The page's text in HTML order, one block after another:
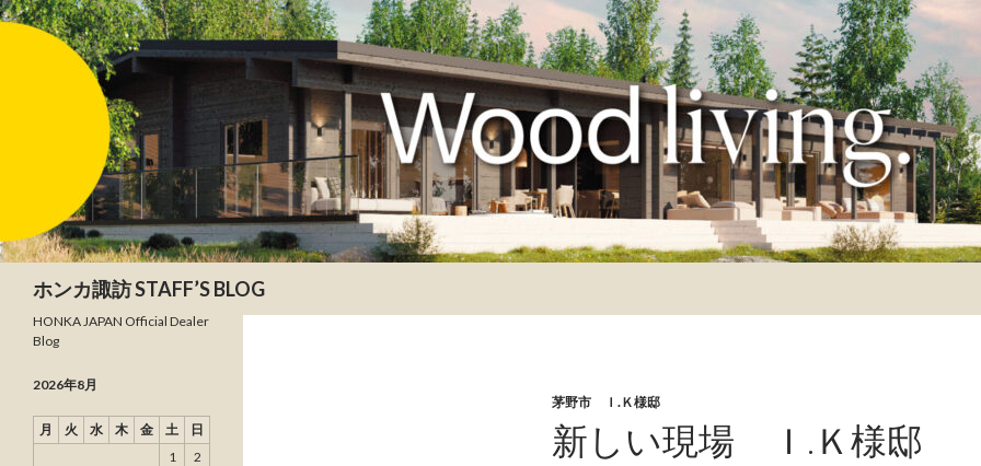
ホンカ諏訪 STAFF’S BLOG
茅野市 Ｉ.Ｋ様邸
新しい現場 Ｉ.Ｋ様邸
HONKA JAPAN Official Dealer
Blog
2026年8月
月 火 水 木 金 土
日
1
2